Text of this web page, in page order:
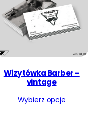
Wizytówka Barber –
vintage
Wybierz opcje